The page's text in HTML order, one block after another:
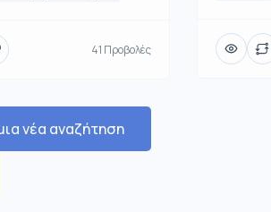
41 Προβολές
νέα αναζήτηση